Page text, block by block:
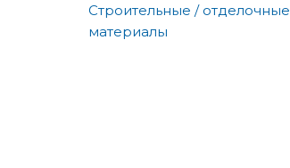
Строительные / отделочные
материалы